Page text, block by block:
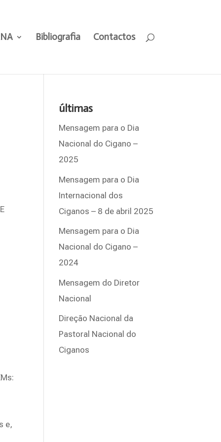
Bibliografia Contactos
e,
últimas
Mensagem para o Dia
Nacional do Cigano –
2025
Mensagem para o Dia
Internacional dos
Ciganos – 8 de abril 2025
Mensagem para o Dia
Nacional do Cigano –
2024
Mensagem do Diretor
Nacional
Direção Nacional da
Pastoral Nacional do
Ciganos